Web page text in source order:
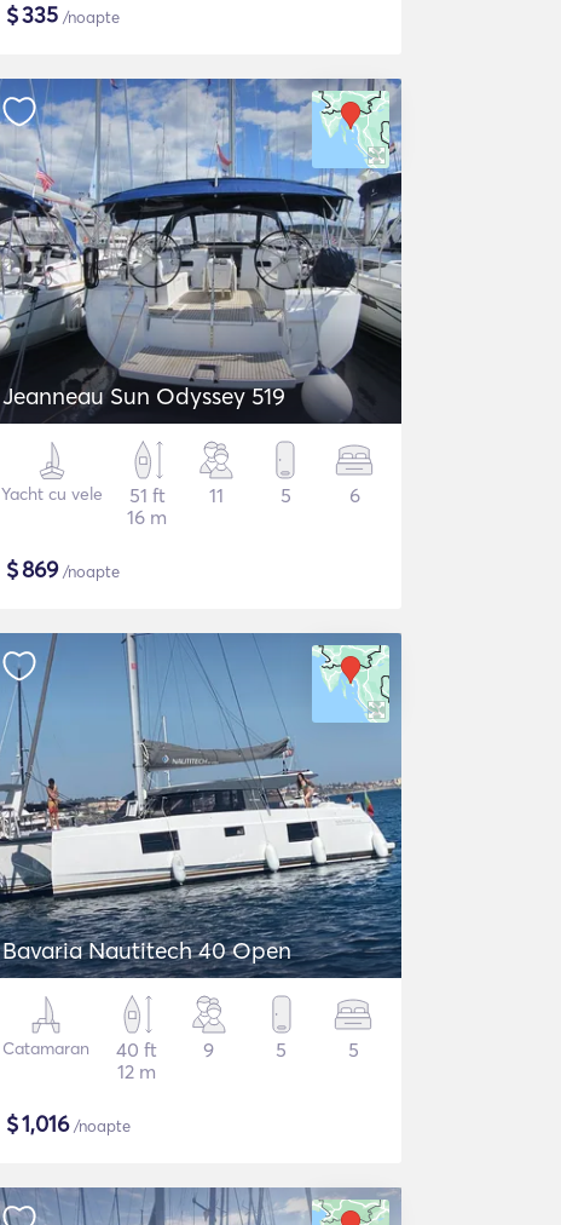
$335 /noapte
Jeanneau Sun Odyssey 519
Yacht cu vele
51 ft
16 m
11 5 6
$869/noapte
Bavaria Nautitech 40 Open
Catamaran
40 ft
12 m
9 5 5
$1,016/noapte